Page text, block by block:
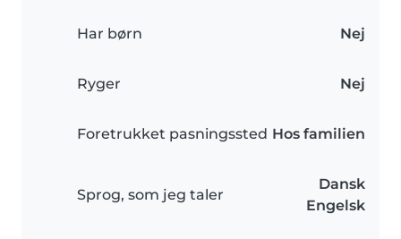
Har børn Nej
Ryger Nej
Foretrukket pasningssted Hos familien
Sprog, som jeg taler
Dansk
Engelsk